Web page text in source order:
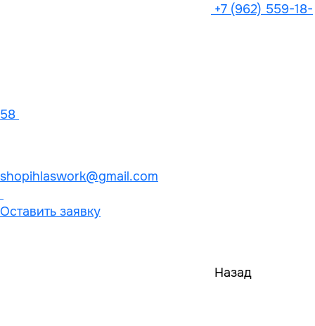
+7 (962) 559-18-
58
shopihlaswork@gmail.com
Оставить заявку
Назад